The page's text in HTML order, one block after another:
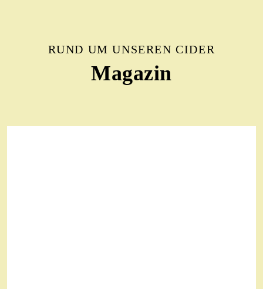
RUND UM UNSEREN CIDER
Magazin